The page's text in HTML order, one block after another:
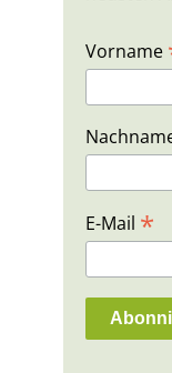
Vorname
E-Mail *